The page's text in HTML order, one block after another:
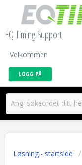
EQ Timing Support
Velkommen
LOGG PÅ
Løsning - startside